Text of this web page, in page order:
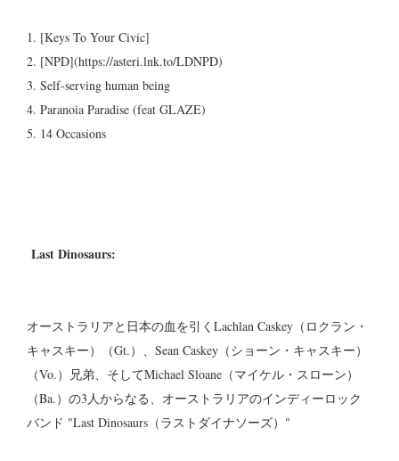
1. [Keys To Your Civic]
2. [NPD](https://asteri.lnk.to/LDNPD)
3. Self-serving human being
4. Paranoia Paradise (feat GLAZE)
5. 14 Occasions
Last Dinosaurs:
オーストラリアと日本の血を引くLachlan Caskey（ロクラン・
キャスキー）（Gt.）、Sean Caskey（ショーン・キャスキー）
（Vo.）兄弟、そしてMichael Sloane（マイケル・スローン）
（Ba.）の3人からなる、オーストラリアのインディーロック
バンド "Last Dinosaurs（ラストダイナソーズ）"